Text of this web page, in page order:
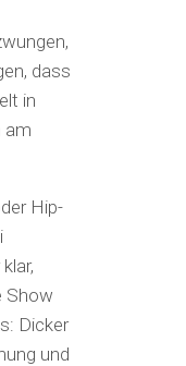
dass
in
am
Hip-
Show
Dicker
und